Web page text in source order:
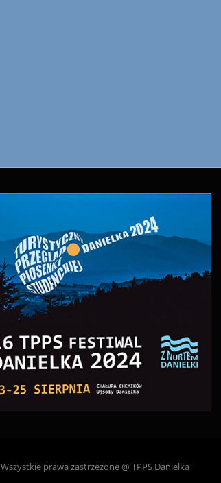
Wszystkie prawa zastrzeżone @ TPPS Danielka